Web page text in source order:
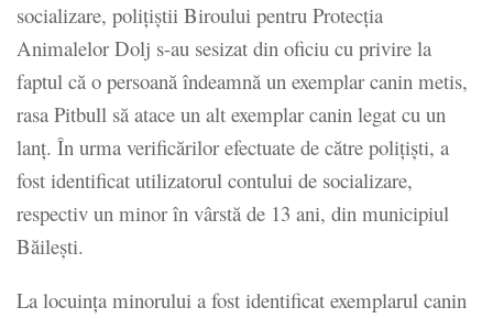
socializare, polițiștii Biroului pentru Protecția
Animalelor Dolj s-au sesizat din oficiu cu privire la
faptul că o persoană îndeamnă un exemplar canin metis,
rasa Pitbull să atace un alt exemplar canin legat cu un
lanț. În urma verificărilor efectuate de către polițiști, a
fost identificat utilizatorul contului de socializare,
respectiv un minor în vârstă de 13 ani, din municipiul
Băilești.
La locuința minorului a fost identificat exemplarul canin